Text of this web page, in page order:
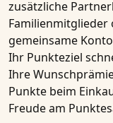
zusätzliche
Familienmitglieder
gemeinsame
Ihr Punkteziel
Ihre
Punkte beim
Freude am